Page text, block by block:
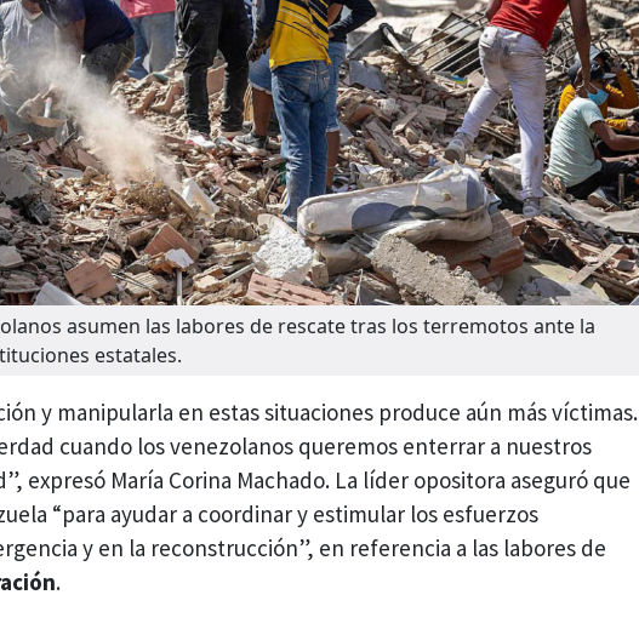
asumen las labores de rescate tras los terremotos ante la
estatales.
y manipularla en estas situaciones produce aún más víctimas.
cuando los venezolanos queremos enterrar a nuestros
expresó María Corina Machado. La líder opositora aseguró que
“para ayudar a coordinar y estimular los esfuerzos
y en la reconstrucción”, en referencia a las labores de
.